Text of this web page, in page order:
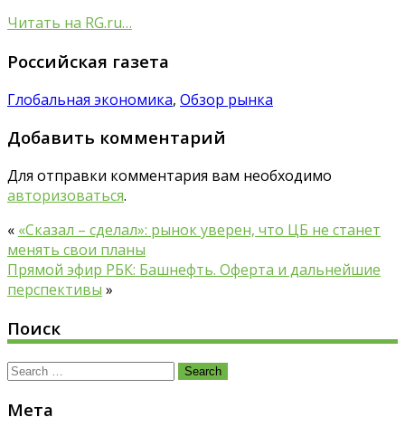
Читать на RG.ru…
Российская газета
Глобальная экономика, Обзор рынка
Добавить комментарий
Для отправки комментария вам необходимо
авторизоваться.
« «Сказал – сделал»: рынок уверен, что ЦБ не станет
менять свои планы
Прямой эфир РБК: Башнефть. Оферта и дальнейшие
перспективы »
Поиск
Search
Мета